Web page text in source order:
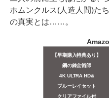
ホムンクルス(人造人間)た
の真実とは……。
【早期購入特典あり】
鋼の錬金術師
4K ULTRA HD&
ブルーレイセット
クリアファイル付